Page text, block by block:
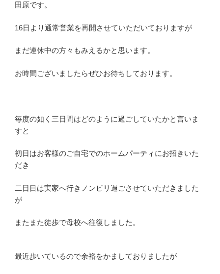
田原です。
16日より通常営業を再開させていただいておりますが
まだ連休中の方々もみえるかと思います。
お時間ございましたらぜひお待ちしております。
毎度の如く三日間はどのように過ごしていたかと言いま
すと
初日はお客様のご自宅でのホームパーティにお招きいた
だき
二日目は実家へ行きノンビリ過ごさせていただきました
が
またまた徒歩で母校へ往復しました。
最近歩いているので余裕をかましておりましたが